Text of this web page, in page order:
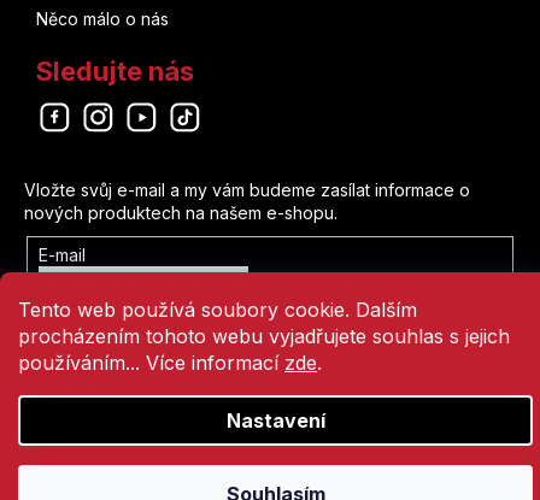
Tento web používá soubory cookie. Dalším
procházením tohoto webu vyjadřujete souhlas s jejich
používáním... Více informací zde.
Nastavení
Souhlasím
Něco málo o nás
Sledujte nás
Odebírat newsletter
Vložte svůj e-mail a my vám budeme zasílat informace o
nových produktech na našem e-shopu.
E-mail
Vložením e-mailu souhlasíte s
podmínkami ochrany osobních údajů
Copyright 2026Comics Point. Všechna práva vyhrazena.